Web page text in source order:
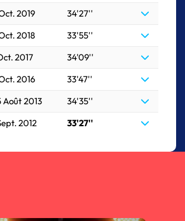
2019
34'27''
2018
33'55''
2017
34'09''
2016
33'47''
Août 2013
34'35''
2012 33'27''